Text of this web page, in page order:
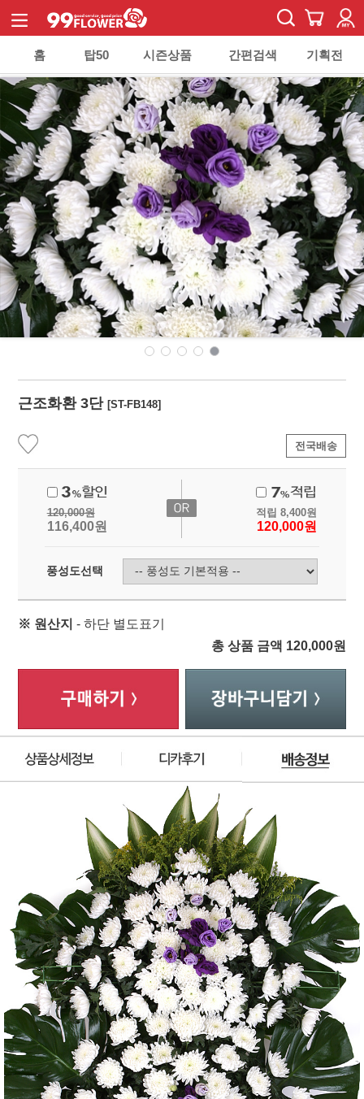
홈 탑50 시즌상품 간편검색 기획전
근조화환 3단[ST-FB148]
전국배송
120,000원
116,400원
적립 8,400원
120,000원
풍성도선택
※ 원산지 - 하단 별도표기
총 상품 금액 120,000원